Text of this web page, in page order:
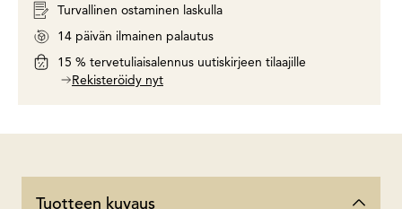
Turvallinen ostaminen laskulla
14 päivän ilmainen palautus
15 % tervetuliaisalennus uutiskirjeen tilaajille
Rekisteröidy nyt
Tuotteen kuvaus